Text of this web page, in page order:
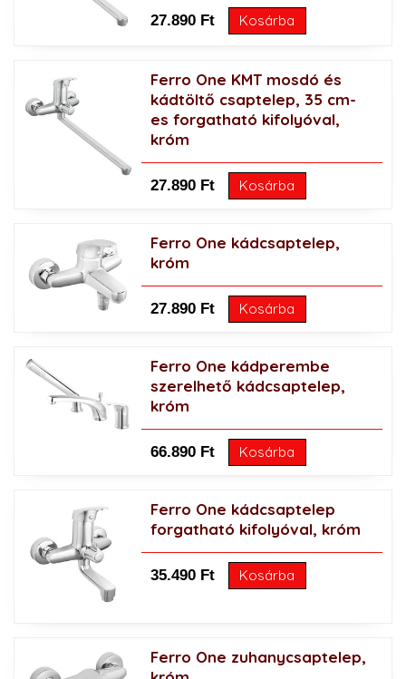
27.890 Ft Kosárba
Ferro One KMT mosdó és
kádtöltő csaptelep, 35 cm-
es forgatható kifolyóval,
króm
27.890 Ft Kosárba
Ferro One kádcsaptelep,
króm
27.890 Ft Kosárba
Ferro One kádperembe
szerelhető kádcsaptelep,
króm
66.890 Ft Kosárba
Ferro One kádcsaptelep
forgatható kifolyóval, króm
35.490 Ft Kosárba
Ferro One zuhanycsaptelep,